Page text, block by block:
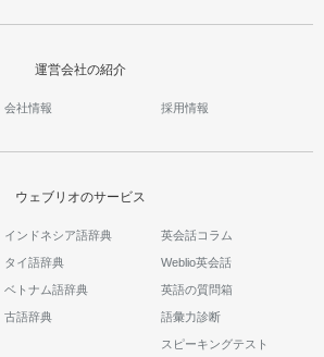
運営会社の紹介
会社情報 採用情報
ウェブリオのサービス
インドネシア語辞典
タイ語辞典
ベトナム語辞典
古語辞典
英会話コラム
Weblio英会話
英語の質問箱
語彙力診断
スピーキングテスト